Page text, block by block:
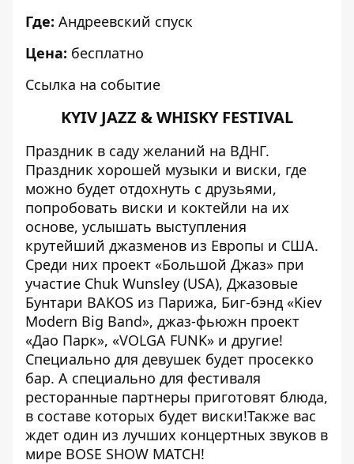
Где: Андреевский спуск
Цена: бесплатно
Ссылка на событие
KYIV JAZZ & WHISKY FESTIVAL
Праздник в саду желаний на ВДНГ.
Праздник хорошей музыки и виски, где
можно будет отдохнуть с друзьями,
попробовать виски и коктейли на их
основе, услышать выступления
крутейший джазменов из Европы и США.
Среди них проект «Большой Джаз» при
участие Chuk Wunsley (USA), Джазовые
Бунтари BAKOS из Парижа, Биг-бэнд «Kiev
Modern Big Band», джаз-фьюжн проект
«Дао Парк», «VOLGA FUNK» и другие!
Специально для девушек будет просекко
бар. А специально для фестиваля
ресторанные партнеры приготовят блюда,
в составе которых будет виски!Также вас
ждет один из лучших концертных звуков в
мире BOSE SHOW MATCH!